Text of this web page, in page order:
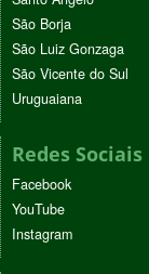
São Borja
São Luiz Gonzaga
São Vicente do Sul
Uruguaiana
Redes Sociais
Facebook
YouTube
Instagram